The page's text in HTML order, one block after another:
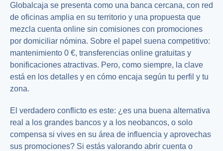
Globalcaja se presenta como una banca cercana, con red
de oficinas amplia en su territorio y una propuesta que
mezcla cuenta online sin comisiones con promociones
por domiciliar nómina. Sobre el papel suena competitivo:
mantenimiento 0 €, transferencias online gratuitas y
bonificaciones atractivas. Pero, como siempre, la clave
está en los detalles y en cómo encaja según tu perfil y tu
zona.
El verdadero conflicto es este: ¿es una buena alternativa
real a los grandes bancos y a los neobancos, o solo
compensa si vives en su área de influencia y aprovechas
sus promociones? Si estás valorando abrir cuenta o